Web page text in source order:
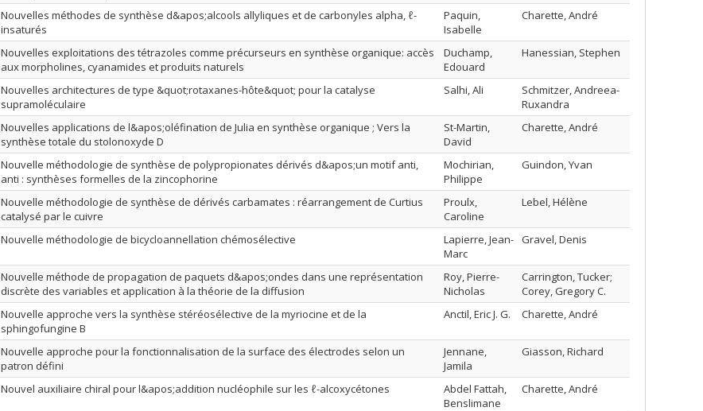
Nouvelles méthodes de synthèse d&apos;alcools allyliques et de carbonyles alpha, ℓ-
insaturés
Paquin,
Isabelle
Charette, André
Nouvelles exploitations des tétrazoles comme précurseurs en synthèse organique: accès
aux morpholines, cyanamides et produits naturels
Duchamp,
Edouard
Hanessian, Stephen
Nouvelles architectures de type &quot;rotaxanes-hôte&quot; pour la catalyse
supramoléculaire
Salhi, Ali
Schmitzer, Andreea-
Ruxandra
Nouvelles applications de l&apos;oléfination de Julia en synthèse organique ; Vers la
synthèse totale du stolonoxyde D
St-Martin,
David
Charette, André
Nouvelle méthodologie de synthèse de polypropionates dérivés d&apos;un motif anti,
anti : synthèses formelles de la zincophorine
Mochirian,
Philippe
Guindon, Yvan
Nouvelle méthodologie de synthèse de dérivés carbamates : réarrangement de Curtius
catalysé par le cuivre
Proulx,
Caroline
Lebel, Hélène
Nouvelle méthodologie de bicycloannellation chémosélective
Lapierre, Jean-
Marc
Gravel, Denis
Nouvelle méthode de propagation de paquets d&apos;ondes dans une représentation
discrète des variables et application à la théorie de la diffusion
Roy, Pierre-
Nicholas
Carrington, Tucker;
Corey, Gregory C.
Nouvelle approche vers la synthèse stéréosélective de la myriocine et de la
sphingofungine B
Anctil, Eric J. G. Charette, André
Nouvelle approche pour la fonctionnalisation de la surface des électrodes selon un
patron défini
Jennane,
Jamila
Giasson, Richard
Nouvel auxiliaire chiral pour l&apos;addition nucléophile sur les ℓ-alcoxycétones
Abdel Fattah,
Benslimane
Charette, André